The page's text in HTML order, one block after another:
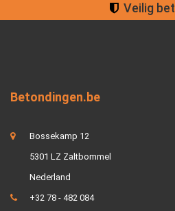
Veilig
Betondingen.be
Bossekamp 12
5301 LZ Zaltbommel
Nederland
+32 78 - 482 084